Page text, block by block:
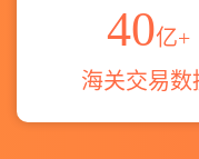
40亿+
海关交易数